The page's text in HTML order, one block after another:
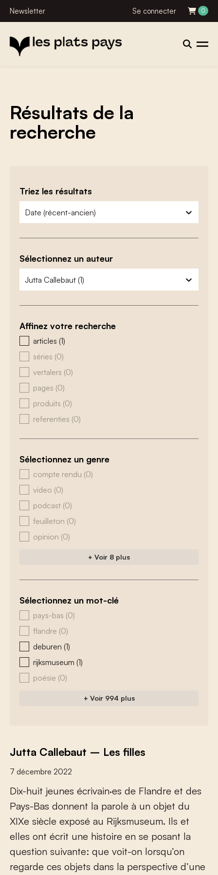
Newsletter Se connecter 0
Résultats de la
recherche
Triez les résultats
zoeken - sorteer
trier le contenu
Sélectionnez un auteur
zoeken - auteurs
sélectionnez le contenu
Affinez votre recherche
zoeken - type
articles (1)
séries (0)
vertalers (0)
pages (0)
produits (0)
referenties (0)
Sélectionnez un genre
zoeken - genre
compte rendu (0)
video (0)
podcast (0)
feuilleton (0)
opinion (0)
+ Voir 8 plus
Sélectionnez un mot-clé
zoeken - tags
pays-bas (0)
flandre (0)
deburen (1)
rijksmuseum (1)
poésie (0)
+ Voir 994 plus
Jutta Callebaut – Les filles
7 décembre 2022
Dix-huit jeunes écrivain·es de Flandre et des
Pays-Bas donnent la parole à un objet du
XIXe siècle exposé au Rijksmuseum. Ils et
elles ont écrit une histoire en se posant la
question suivante: que voit-on lorsqu’on
regarde ces objets dans la perspective d’une